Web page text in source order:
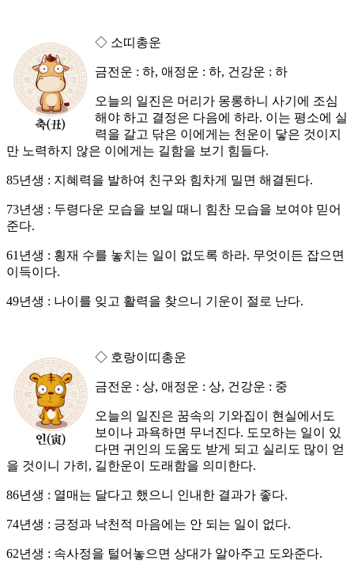
◇ 소띠총운
금전운 : 하, 애정운 : 하, 건강운 : 하
오늘의 일진은 머리가 몽롱하니 사기에 조심
해야 하고 결정은 다음에 하라. 이는 평소에 실
력을 갈고 닦은 이에게는 천운이 닿은 것이지
만 노력하지 않은 이에게는 길함을 보기 힘들다.
85년생 : 지혜력을 발하여 친구와 힘차게 밀면 해결된다.
73년생 : 두령다운 모습을 보일 때니 힘찬 모습을 보여야 믿어
준다.
61년생 : 횡재 수를 놓치는 일이 없도록 하라. 무엇이든 잡으면
이득이다.
49년생 : 나이를 잊고 활력을 찾으니 기운이 절로 난다.
◇ 호랑이띠총운
금전운 : 상, 애정운 : 상, 건강운 : 중
오늘의 일진은 꿈속의 기와집이 현실에서도
보이나 과욕하면 무너진다. 도모하는 일이 있
다면 귀인의 도움도 받게 되고 실리도 많이 얻
을 것이니 가히, 길한운이 도래함을 의미한다.
86년생 : 열매는 달다고 했으니 인내한 결과가 좋다.
74년생 : 긍정과 낙천적 마음에는 안 되는 일이 없다.
62년생 : 속사정을 털어놓으면 상대가 알아주고 도와준다.